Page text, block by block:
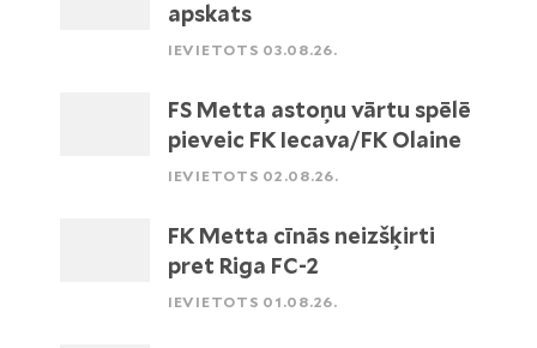
apskats
IEVIETOTS 03.08.26.
FS Metta astoņu vārtu spēlē
pieveic FK Iecava/FK Olaine
IEVIETOTS 02.08.26.
FK Metta cīnās neizšķirti
pret Riga FC-2
IEVIETOTS 01.08.26.